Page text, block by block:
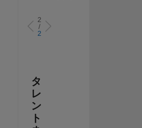
2
/
2
タ
レ
ン
ト